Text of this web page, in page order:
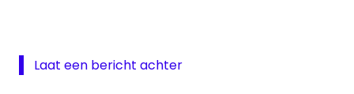
Laat een bericht achter